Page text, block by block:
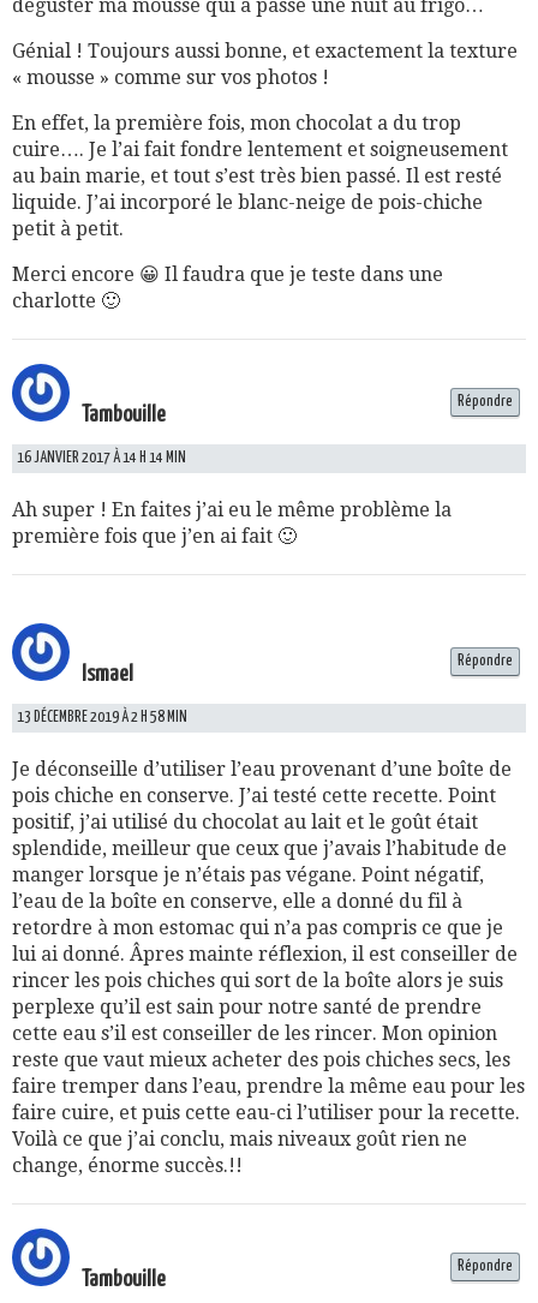
déguster ma mousse qui a passé une nuit au frigo…
Génial ! Toujours aussi bonne, et exactement la texture
« mousse » comme sur vos photos !
En effet, la première fois, mon chocolat a du trop
cuire…. Je l’ai fait fondre lentement et soigneusement
au bain marie, et tout s’est très bien passé. Il est resté
liquide. J’ai incorporé le blanc-neige de pois-chiche
petit à petit.
Merci encore 😀 Il faudra que je teste dans une
charlotte 🙂
Tambouille
16 JANVIER 2017 À 14 H 14 MIN
Ah super ! En faites j’ai eu le même problème la
première fois que j’en ai fait 🙂
Répondre
Ismael
13 DÉCEMBRE 2019 À 2 H 58 MIN
Je déconseille d’utiliser l’eau provenant d’une boîte de
pois chiche en conserve. J’ai testé cette recette. Point
positif, j’ai utilisé du chocolat au lait et le goût était
splendide, meilleur que ceux que j’avais l’habitude de
manger lorsque je n’étais pas végane. Point négatif,
l’eau de la boîte en conserve, elle a donné du fil à
retordre à mon estomac qui n’a pas compris ce que je
lui ai donné. Âpres mainte réflexion, il est conseiller de
rincer les pois chiches qui sort de la boîte alors je suis
perplexe qu’il est sain pour notre santé de prendre
cette eau s’il est conseiller de les rincer. Mon opinion
reste que vaut mieux acheter des pois chiches secs, les
faire tremper dans l’eau, prendre la même eau pour les
faire cuire, et puis cette eau-ci l’utiliser pour la recette.
Voilà ce que j’ai conclu, mais niveaux goût rien ne
change, énorme succès.!!
Répondre
Tambouille
Répondre